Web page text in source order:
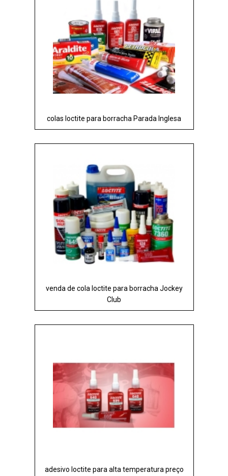
colas loctite para borracha Parada Inglesa
venda de cola loctite para borracha Jockey
Club
adesivo loctite para alta temperatura preço